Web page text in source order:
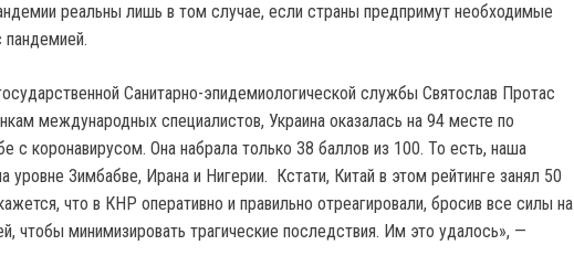
реальны лишь в том случае, если страны предпримут необходимые
Санитарно-эпидемиологической службы Святослав Протас
международных специалистов, Украина оказалась на 94 месте по
с коронавирусом. Она набрала только 38 баллов из 100. То есть, наша
уровне Зимбабве, Ирана и Нигерии. Кстати, Китай в этом рейтинге занял 50
что в КНР оперативно и правильно отреагировали, бросив все силы на
чтобы минимизировать трагические последствия. Им это удалось», —